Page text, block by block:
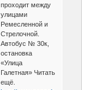
проходит между
улицами
Ремесленной и
Стрелочной.
Автобус № 30к,
остановка
«Улица
Галетная» Читать
ещё.